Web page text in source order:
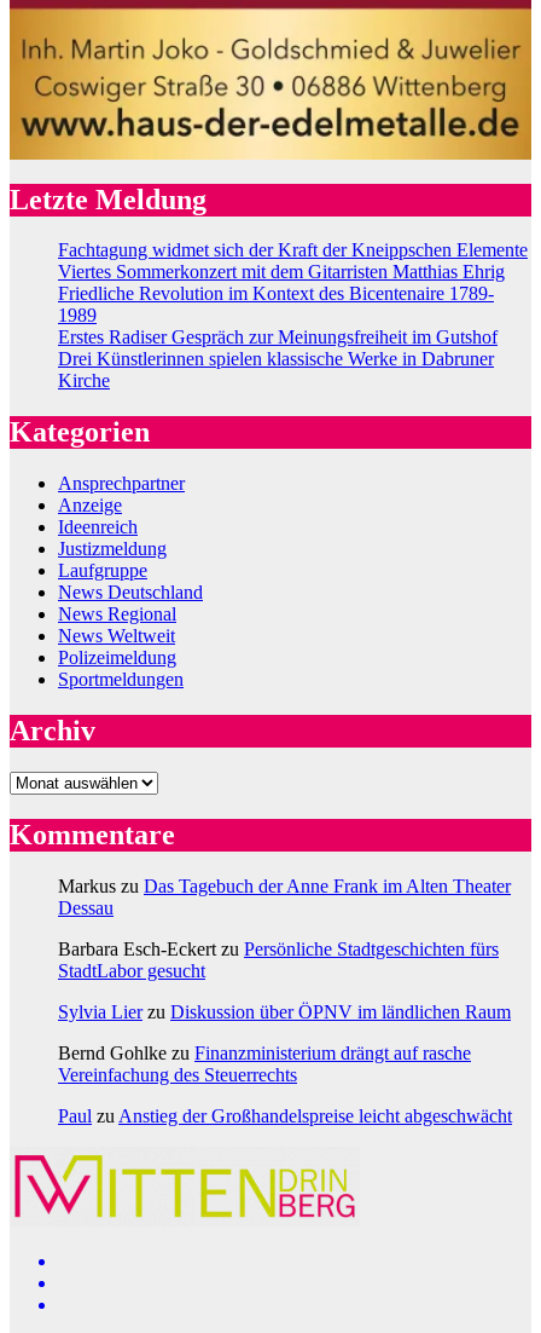
Letzte Meldung
Fachtagung widmet sich der Kraft der Kneippschen Elemente
Viertes Sommerkonzert mit dem Gitarristen Matthias Ehrig
Friedliche Revolution im Kontext des Bicentenaire 1789-
1989
Erstes Radiser Gespräch zur Meinungsfreiheit im Gutshof
Drei Künstlerinnen spielen klassische Werke in Dabruner
Kirche
Kategorien
Ansprechpartner
Anzeige
Ideenreich
Justizmeldung
Laufgruppe
News Deutschland
News Regional
News Weltweit
Polizeimeldung
Sportmeldungen
Archiv
Archiv
Kommentare
Markus zu Das Tagebuch der Anne Frank im Alten Theater
Dessau
Barbara Esch-Eckert zu Persönliche Stadtgeschichten fürs
StadtLabor gesucht
Sylvia Lierzu Diskussion über ÖPNV im ländlichen Raum
Bernd Gohlke zu Finanzministerium drängt auf rasche
Vereinfachung des Steuerrechts
Paul zu Anstieg der Großhandelspreise leicht abgeschwächt